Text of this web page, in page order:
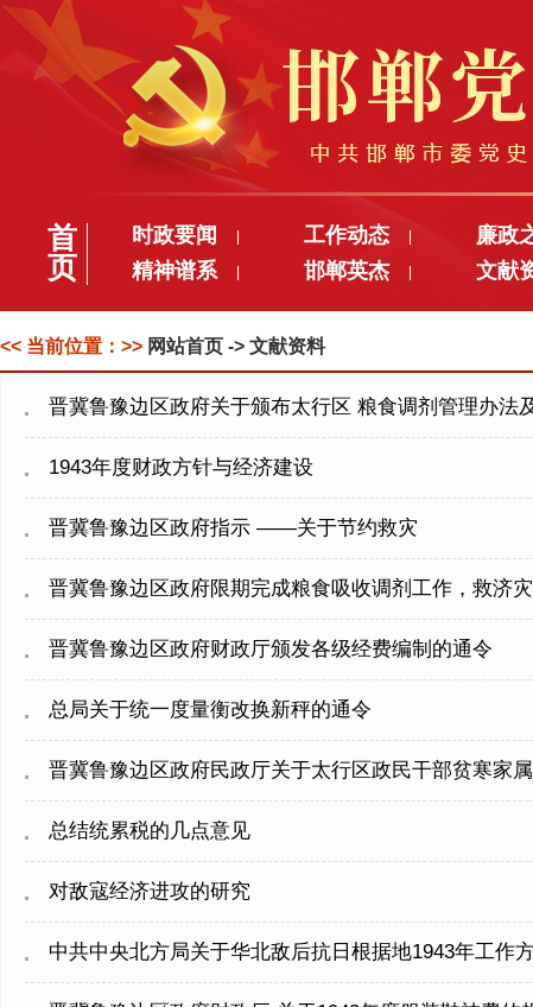
首
页
时政要闻 工作动态 廉政
精神谱系 邯郸英杰 文献
<< 当前位置：>> 网站首页 -> 文献资料
晋冀鲁豫边区政府关于颁布太行区 粮食调剂管理办法
1943年度财政方针与经济建设
晋冀鲁豫边区政府指示 ——关于节约救灾
晋冀鲁豫边区政府限期完成粮食吸收调剂工作，救济
晋冀鲁豫边区政府财政厅颁发各级经费编制的通令
总局关于统一度量衡改换新秤的通令
晋冀鲁豫边区政府民政厅关于太行区政民干部贫寒家
总结统累税的几点意见
对敌寇经济进攻的研究
中共中央北方局关于华北敌后抗日根据地1943年工作